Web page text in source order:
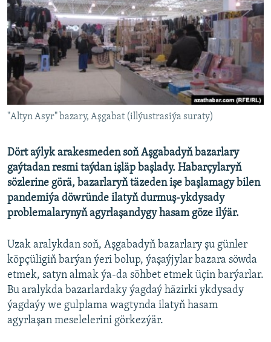
"Altyn Asyr" bazary, Aşgabat (illýustrasiýa suraty)
Dört aýlyk arakesmeden soň Aşgabadyň bazarlary
gaýtadan resmi taýdan işläp başlady. Habarçylaryň
sözlerine görä, bazarlaryň täzeden işe başlamagy bilen
pandemiýa döwründe ilatyň durmuş-ykdysady
problemalarynyň agyrlaşandygy hasam göze ilýär.
Uzak aralykdan soň, Aşgabadyň bazarlary şu günler
köpçüligiň barýan ýeri bolup, ýaşaýjylar bazara söwda
etmek, satyn almak ýa-da söhbet etmek üçin barýarlar.
Bu aralykda bazarlardaky ýagdaý häzirki ykdysady
ýagdaýy we gulplama wagtynda ilatyň hasam
agyrlaşan meselelerini görkezýär.